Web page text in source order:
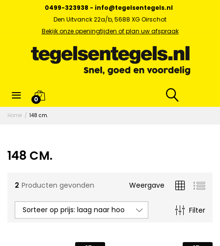
0499-323938 - info@tegelsentegels.nl
Den Uitvanck 22a/b, 5688 XG Oirschot
Bekijk onze openingtijden of plan uw afspraak
0
Home / 148 cm.
148 CM.
2 Producten gevonden Weergave
Filter
Sorteer op prijs: laag naar hoog